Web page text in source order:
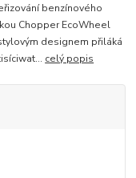
benzínového
Chopper EcoWheel
designem přiláká
celý popis